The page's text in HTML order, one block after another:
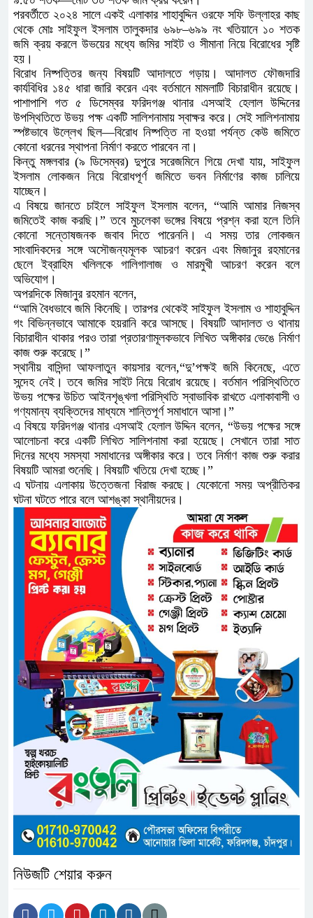
পরবর্তীতে ২০২৪ সালে একই এলাকার শাহাবুদ্দিন ওরফে সফি উল্লাহর কাছ
থেকে মোঃ সাইফুল ইসলাম তালুকদার ৬৯৮–৬৯৯ নং খতিয়ানে ১০ শতক
জমি ক্রয় করলে উভয়ের মধ্যে জমির সাইট ও সীমানা নিয়ে বিরোধের সৃষ্টি
হয়।
বিরোধ নিষ্পত্তির জন্য বিষয়টি আদালতে গড়ায়। আদালত ফৌজদারি
কার্যবিধির ১৪৫ ধারা জারি করেন এবং বর্তমানে মামলাটি বিচারাধীন রয়েছে।
পাশাপাশি গত ৫ ডিসেম্বর ফরিদগঞ্জ থানার এসআই হেলাল উদ্দিনের
উপস্থিতিতে উভয় পক্ষ একটি সালিশনামায় স্বাক্ষর করে। সেই সালিশনামায়
স্পষ্টভাবে উল্লেখ ছিল—বিরোধ নিষ্পত্তি না হওয়া পর্যন্ত কেউ জমিতে
কোনো ধরনের স্থাপনা নির্মাণ করতে পারবেন না।
কিন্তু মঙ্গলবার (৯ ডিসেম্বর) দুপুরে সরেজমিনে গিয়ে দেখা যায়, সাইফুল
ইসলাম লোকজন নিয়ে বিরোধপূর্ণ জমিতে ভবন নির্মাণের কাজ চালিয়ে
যাচ্ছেন।
এ বিষয়ে জানতে চাইলে সাইফুল ইসলাম বলেন, “আমি আমার নিজস্ব
জমিতেই কাজ করছি।” তবে মুচলেকা ভঙ্গের বিষয়ে প্রশ্ন করা হলে তিনি
কোনো সন্তোষজনক জবাব দিতে পারেননি। এ সময় তার লোকজন
সাংবাদিকদের সঙ্গে অসৌজন্যমূলক আচরণ করেন এবং মিজানুর রহমানের
ছেলে ইব্রাহিম খলিলকে গালিগালাজ ও মারমুখী আচরণ করেন বলে
অভিযোগ।
অপরদিকে মিজানুর রহমান বলেন,
“আমি বৈধভাবে জমি কিনেছি। তারপর থেকেই সাইফুল ইসলাম ও শাহাবুদ্দিন
গং বিভিন্নভাবে আমাকে হয়রানি করে আসছে। বিষয়টি আদালত ও থানায়
বিচারাধীন থাকার পরও তারা প্রতারণামূলকভাবে লিখিত অঙ্গীকার ভেঙে নির্মাণ
কাজ শুরু করেছে।”
স্থানীয় বাসিন্দা আফলাতুন কায়সার বলেন,“দু’পক্ষই জমি কিনেছে, এতে
সন্দেহ নেই। তবে জমির সাইট নিয়ে বিরোধ রয়েছে। বর্তমান পরিস্থিতিতে
উভয় পক্ষের উচিত আইনশৃঙ্খলা পরিস্থিতি স্বাভাবিক রাখতে এলাকাবাসী ও
গণ্যমান্য ব্যক্তিদের মাধ্যমে শান্তিপূর্ণ সমাধানে আসা।”
এ বিষয়ে ফরিদগঞ্জ থানার এসআই হেলাল উদ্দিন বলেন, “উভয় পক্ষের সঙ্গে
আলোচনা করে একটি লিখিত সালিশনামা করা হয়েছে। সেখানে তারা সাত
দিনের মধ্যে সমস্যা সমাধানের অঙ্গীকার করে। তবে নির্মাণ কাজ শুরু করার
বিষয়টি আমরা শুনেছি। বিষয়টি খতিয়ে দেখা হচ্ছে।”
এ ঘটনায় এলাকায় উত্তেজনা বিরাজ করছে। যেকোনো সময় অপ্রীতিকর
ঘটনা ঘটতে পারে বলে আশঙ্কা স্থানীয়দের।
নিউজটি শেয়ার করুন